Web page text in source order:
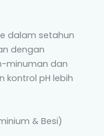
dalam setahun
dengan
minuman dan
kontrol pH lebih
& Besi)